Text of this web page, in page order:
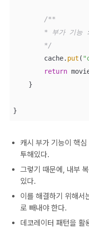
/**
* 부가 기능
        */
        cache.
put (
return
    }
}
캐시 부가 기능이 핵
투해있다.
그렇기 때문에, 내부
있다.
이를 해결하기 위해서
로 빼내야 한다.
데코레이터 패턴을 활